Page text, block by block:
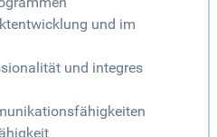
und im
und integres